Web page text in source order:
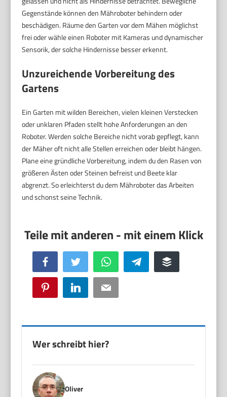
Gegenstände können den Mähroboter behindern oder
beschädigen. Räume den Garten vor dem Mähen möglichst
frei oder wähle einen Roboter mit Kameras und dynamischer
Sensorik, der solche Hindernisse besser erkennt.
Unzureichende Vorbereitung des
Gartens
Ein Garten mit wilden Bereichen, vielen kleinen Verstecken
oder unklaren Pfaden stellt hohe Anforderungen an den
Roboter. Werden solche Bereiche nicht vorab gepflegt, kann
der Mäher oft nicht alle Stellen erreichen oder bleibt hängen.
Plane eine gründliche Vorbereitung, indem du den Rasen von
größeren Ästen oder Steinen befreist und Beete klar
abgrenzt. So erleichterst du dem Mähroboter das Arbeiten
und schonst seine Technik.
Facebook Twitter WhatsApp Telegram Buffer
Pinterest LinkedIn Email
Wer schreibt hier?
Oliver